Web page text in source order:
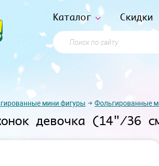
Каталог Скидки
Поиск по сайту
мини фигуры Фольгированные
девочка (14"/36